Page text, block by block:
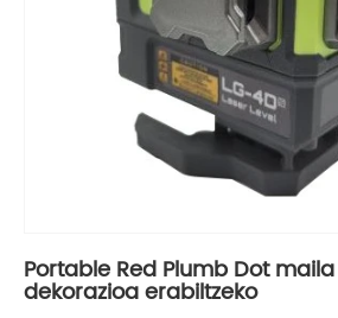
Portable Red Plumb Dot
dekorazioa erabiltzeko